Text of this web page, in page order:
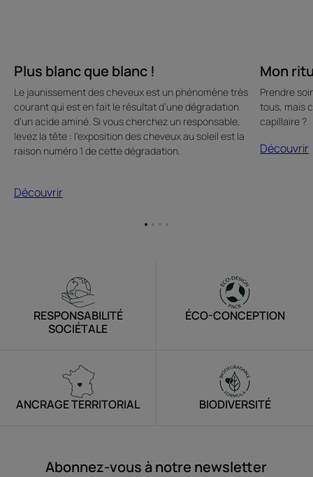
Plus blanc que blanc !
Le jaunissement des cheveux est un phénomène très
courant qui est en fait le résultat d’une dégradation
d’un acide aminé. Si vous cherchez un responsable,
levez la tête : l’exposition des cheveux au soleil est la
raison numéro 1 de cette dégradation.
Découvrir
Mon
Prendre
tous, mais
capillaire ?
Découvrir
Aller
AllerAllerAller
RESPONSABILITÉ
SOCIÉTALE
ÉCO-CONCEPTION
ANCRAGE TERRITORIAL BIODIVERSITÉ
Abonnez-vous à notre newsletter